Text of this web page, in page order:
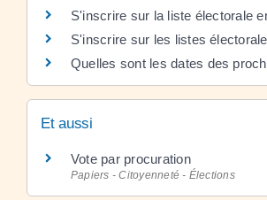
S'inscrire sur la liste électorale
S'inscrire sur les listes
Quelles sont les dates des
Et aussi
Vote par procuration
Papiers - Citoyenneté - Élections